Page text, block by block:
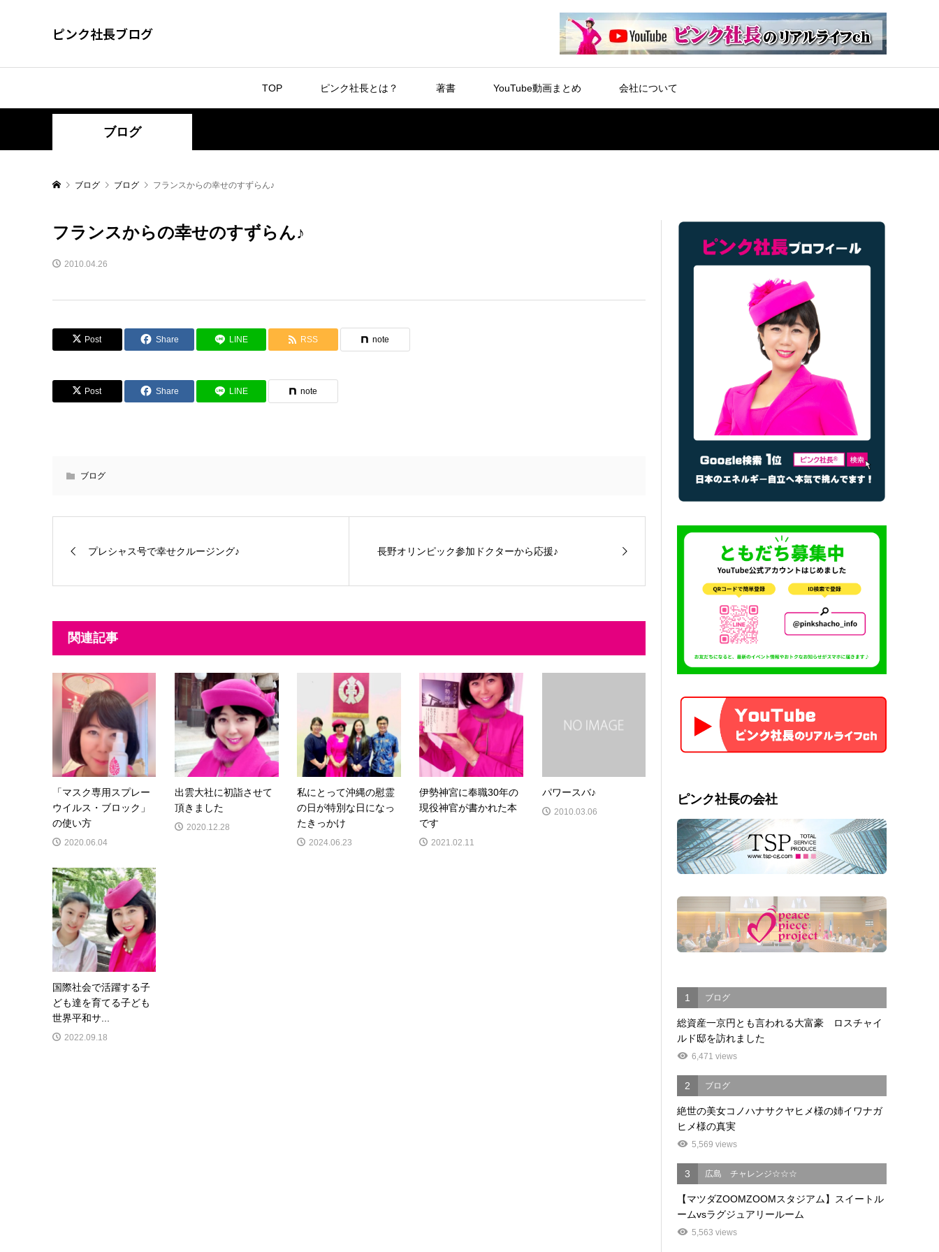
ピンク社長ブログ
TOP ピンク社長とは？ 著書 YouTube動画まとめ 会社について
ブログ
ブログ ブログ フランスからの幸せのすずらん♪
フランスからの幸せのすずらん♪
2010.04.26
Post Share LINE RSS note
Post Share LINE note
ブログ
プレシャス号で幸せクルージング♪ 長野オリンピック参加ドクターから応援♪
関連記事
「マスク専用スプレー
ウイルス・ブロック」
の使い方
2020.06.04
出雲大社に初詣させて
頂きました
2020.12.28
私にとって沖縄の慰霊
の日が特別な日になっ
たきっかけ
2024.06.23
伊勢神宮に奉職30年の
現役神官が書かれた本
です
2021.02.11
パワースバ♪
2010.03.06
国際社会で活躍する子
ども達を育てる子ども
世界平和サ...
2022.09.18
ピンク社長の会社
1 ブログ
総資産一京円とも言われる大富豪 ロスチャイ
ルド邸を訪れました
6,471 views
2 ブログ
絶世の美女コノハナサクヤヒメ様の姉イワナガ
ヒメ様の真実
5,569 views
3 広島 チャレンジ☆☆☆
【マツダZOOMZOOMスタジアム】スイートル
ームvsラグジュアリールーム
5,563 views